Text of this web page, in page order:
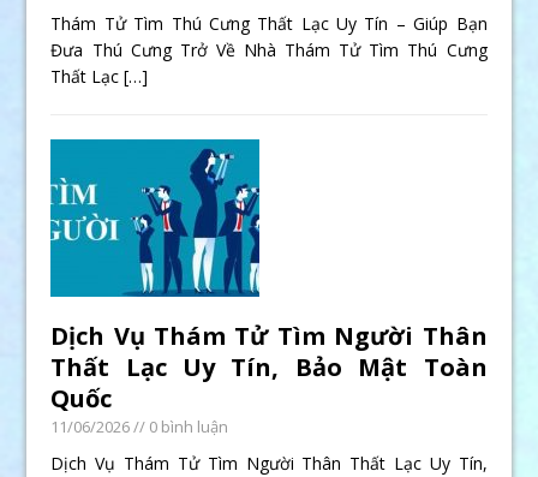
Thám Tử Tìm Thú Cưng Thất Lạc Uy Tín – Giúp Bạn
Đưa Thú Cưng Trở Về Nhà Thám Tử Tìm Thú Cưng
Thất Lạc[…]
Dịch Vụ Thám Tử Tìm Người Thân
Thất Lạc Uy Tín, Bảo Mật Toàn
Quốc
11/06/2026// 0 bình luận
Dịch Vụ Thám Tử Tìm Người Thân Thất Lạc Uy Tín,